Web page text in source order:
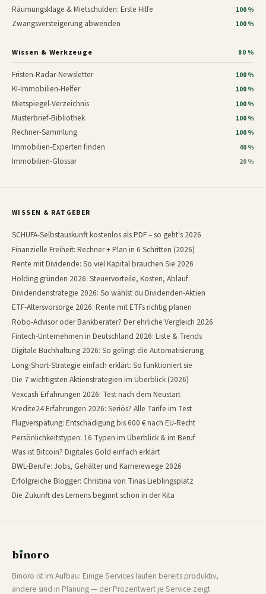
Räumungsklage & Mietschulden: Erste Hilfe 100 %
Zwangsversteigerung abwenden 100 %
Wissen & Werkzeuge 80 %
Fristen-Radar-Newsletter 100 %
KI-Immobilien-Helfer 100 %
Mietspiegel-Verzeichnis 100 %
Musterbrief-Bibliothek 100 %
Rechner-Sammlung 100 %
Immobilien-Experten finden 40 %
Immobilien-Glossar 20 %
WISSEN & RATGEBER
SCHUFA-Selbstauskunft kostenlos als PDF – so geht's 2026
Finanzielle Freiheit: Rechner + Plan in 6 Schritten (2026)
Rente mit Dividende: So viel Kapital brauchen Sie 2026
Holding gründen 2026: Steuervorteile, Kosten, Ablauf
Dividendenstrategie 2026: So wählst du Dividenden-Aktien
ETF-Altersvorsorge 2026: Rente mit ETFs richtig planen
Robo-Advisor oder Bankberater? Der ehrliche Vergleich 2026
Fintech-Unternehmen in Deutschland 2026: Liste & Trends
Digitale Buchhaltung 2026: So gelingt die Automatisierung
Long-Short-Strategie einfach erklärt: So funktioniert sie
Die 7 wichtigsten Aktienstrategien im Überblick (2026)
Vexcash Erfahrungen 2026: Test nach dem Neustart
Kredite24 Erfahrungen 2026: Seriös? Alle Tarife im Test
Flugverspätung: Entschädigung bis 600 € nach EU-Recht
Persönlichkeitstypen: 16 Typen im Überblick & im Beruf
Was ist Bitcoin? Digitales Gold einfach erklärt
BWL-Berufe: Jobs, Gehälter und Karrierewege 2026
Erfolgreiche Blogger: Christina von Tinas Lieblingsplatz
Die Zukunft des Lernens beginnt schon in der Kita
bınoro
Binoro ist im Aufbau: Einige Services laufen bereits produktiv,
andere sind in Planung — der Prozentwert je Service zeigt